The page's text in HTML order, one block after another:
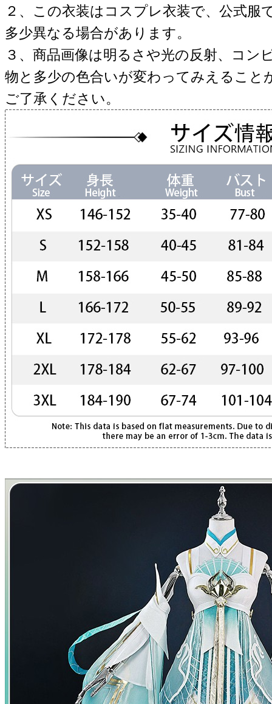
２、この衣装はコスプレ衣装で、公式服
多少異なる場合があります。
３、商品画像は明るさや光の反射、コン
物と多少の色合いが変わってみえること
ご了承ください。